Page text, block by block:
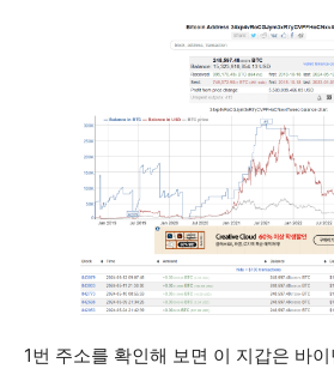
1번 주소를 확인해 보면 이 지갑은 바